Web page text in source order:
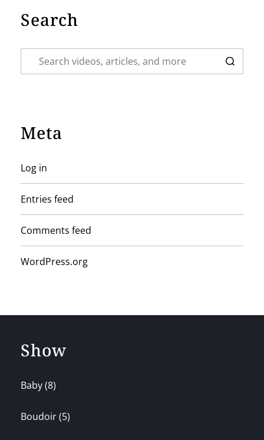
Search
Meta
Log in
Entries feed
Comments feed
WordPress.org
Show
Baby(8)
Boudoir(5)